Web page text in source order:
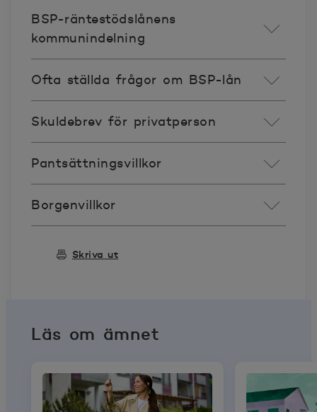
BSP-räntestödslånens
kommunindelning
Ofta ställda frågor om BSP-lån
Skuldebrev för privatperson
Pantsättningsvillkor
Borgenvillkor
Skriva ut
Läs om ämnet